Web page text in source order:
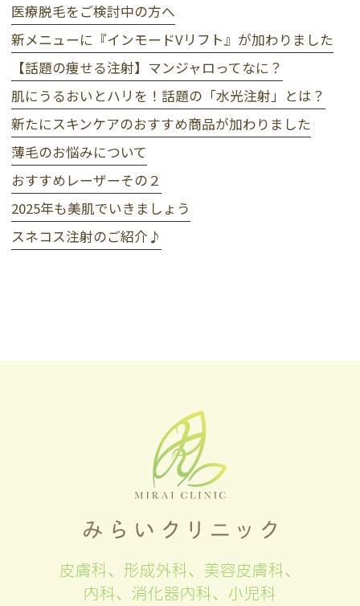
医療脱毛をご検討中の方へ
新メニューに『インモードVリフト』が加わりました
【話題の痩せる注射】マンジャロってなに？
肌にうるおいとハリを！話題の「水光注射」とは？
新たにスキンケアのおすすめ商品が加わりました
薄毛のお悩みについて
おすすめレーザーその２
2025年も美肌でいきましょう
スネコス注射のご紹介♪
皮膚科、形成外科、美容皮膚科、
内科、消化器内科、小児科